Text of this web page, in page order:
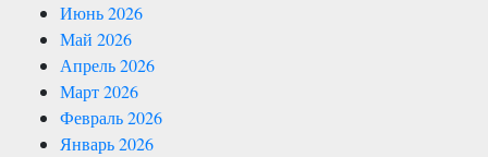
Июнь 2026
Май 2026
Апрель 2026
Март 2026
Февраль 2026
Январь 2026